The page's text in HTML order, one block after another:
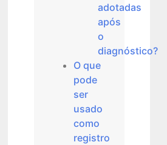
adotadas
após
o
diagnóstico?
O que
pode
ser
usado
como
registro